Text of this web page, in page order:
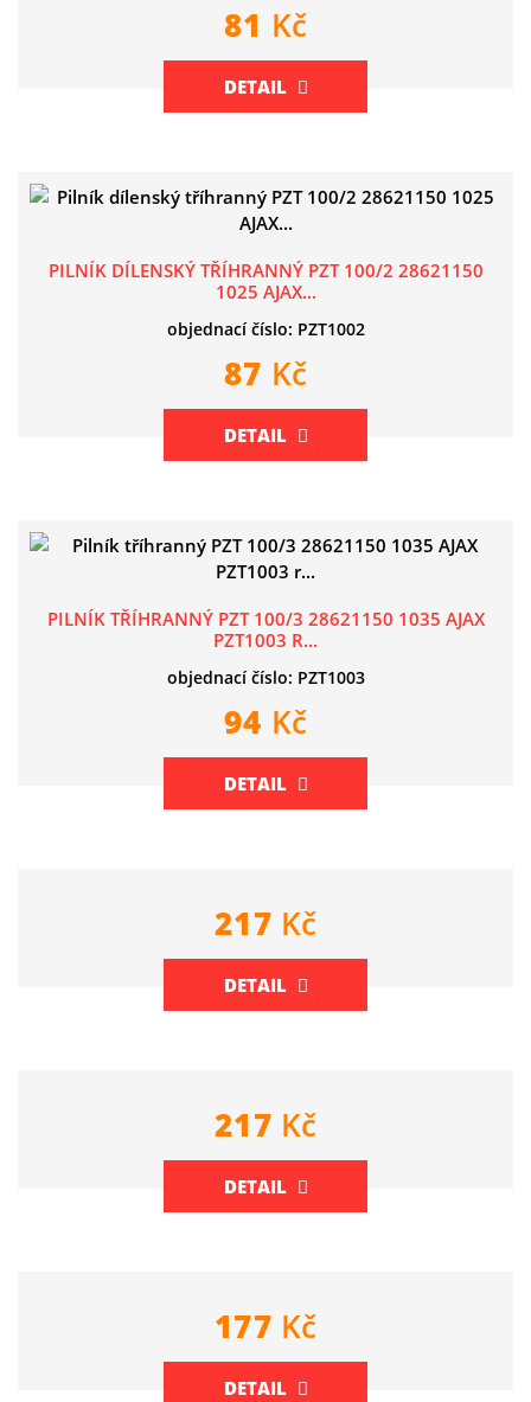
81 Kč
DETAIL
PILNÍK DÍLENSKÝ TŘÍHRANNÝ PZT 100/2 28621150
1025 AJAX...
objednací číslo: PZT1002
87 Kč
DETAIL
PILNÍK TŘÍHRANNÝ PZT 100/3 28621150 1035 AJAX
PZT1003 R...
objednací číslo: PZT1003
94 Kč
DETAIL
217 Kč
DETAIL
217 Kč
DETAIL
177 Kč
DETAIL